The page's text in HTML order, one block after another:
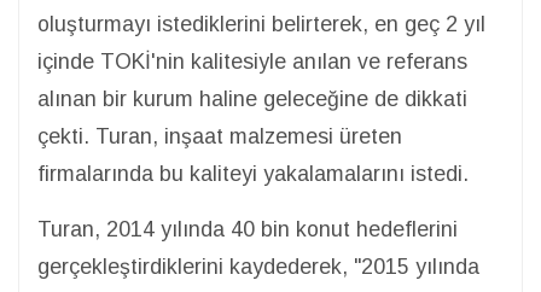
oluşturmayı istediklerini belirterek, en geç 2 yıl
içinde TOKİ'nin kalitesiyle anılan ve referans
alınan bir kurum haline geleceğine de dikkati
çekti. Turan, inşaat malzemesi üreten
firmalarında bu kaliteyi yakalamalarını istedi.
Turan, 2014 yılında 40 bin konut hedeflerini
gerçekleştirdiklerini kaydederek, "2015 yılında